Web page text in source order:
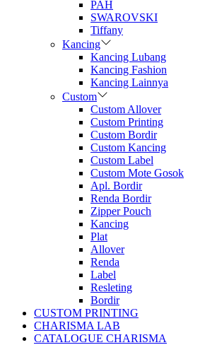
PAH
SWAROVSKI
Tiffany
Kancing
Kancing Lubang
Kancing Fashion
Kancing Lainnya
Custom
Custom Allover
Custom Printing
Custom Bordir
Custom Kancing
Custom Label
Custom Mote Gosok
Apl. Bordir
Renda Bordir
Zipper Pouch
Kancing
Plat
Allover
Renda
Label
Resleting
Bordir
CUSTOM PRINTING
CHARISMA LAB
CATALOGUE CHARISMA